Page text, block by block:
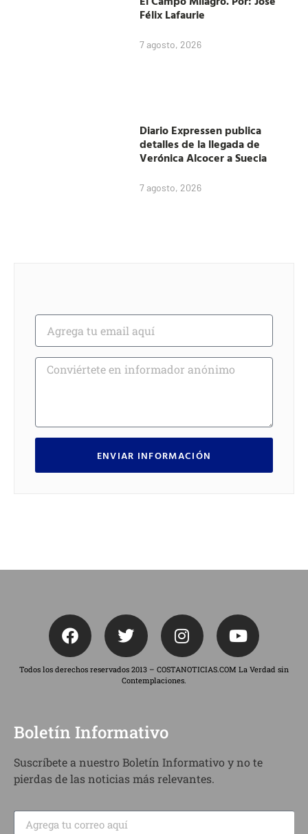
Félix Lafaurie
7 agosto, 2026
Diario Expressen publica
detalles de la llegada de
Verónica Alcocer a Suecia
7 agosto, 2026
ENVIAR INFORMACIÓN
Todos los derechos reservados 2013 – COSTANOTICIAS.COM La Verdad sin
Contemplaciones.
Boletín Informativo
Suscríbete a nuestro Boletín Informativo y no te
pierdas de las noticias más relevantes.